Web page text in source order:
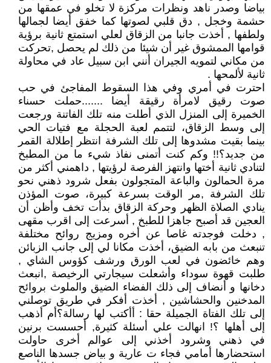
بياضا وصدر ناهد ونظرات مركزة لا تخلو في عمقها من
حشمة وخجل , دق قلبي لصوتها كما خفق أيضا لجمالها
ولطفها , أخذت جانبا من الزقاق لعلي استمتع ثانية برؤية
قوامها الممشوق غير أن شيئا من ذلك لم يحصل ,تحركت
من مكاني لتمويه الجيران أنني ابن سبيل عاد في محاولة
ثانية لألمحها .
احترت في أمري وفي هذا السقوط المفاجئ في حب
صوت رقيق لامرأة رقيقة أيضا .......حملت حسناء
الخميرة إلى المنزل الذي أطلت منه تلك الفاتنة ورجعت
إلى وسط الزقاق، لتتمم لعبة الحجلة مع فتيات الحي
بينما بقيت مشدوها إلى تلك الشرفة انتظر إطلالة القمر
من جديد؟!! وكم كنت أتمنى نفاذ شيء ما من المطبخ
لتنادي ثانية أختها وانتهز الفرصة لرؤيتها , داهمني أكثر من
مرة الحمالون والباعة المتجولون بفعل شرود ذهني نحو
تلك الشرفة ,مر الوقت بسرعة كبيرة، صوت المؤذن
ينادي الصلاة الظهر وحركة الزقاق بدأت تخف وأظن أن
العجين قد أصبح جاهزا للطبخ , أسرعت إلى اقرب مقهى
, دخلت فوجدته غاصا عن أخره ومزيج روائح مختلفة
تنبعث من بابه الضيق، أخذت مكانا لي إلى جانب الزبائن
وهم خائضون في لعب الورق ورشف كؤوس الشاي ,
طلبت قهوة سوداء وأشعلت سيجارتي الرخيصة ,انبعث
دخانها و أنضاف إلى ذلك الفضاء الضيق والملوث بروائح
المدخنين والحشاشين , أخذت أفكر في طريق توصلني
إلى تلك الفتاة الجميلة حقا : أأكتب لها رسالة؟أم أذهب
إلى أهلها ؟! انهالت علي أسئلة كثيرة, أحسست برنين
في ذهني وشرود أخذني إلى عوالم أخرى حاولت
استحضارها أمامي فجاء ت عارية و بياض جسدها الناصع